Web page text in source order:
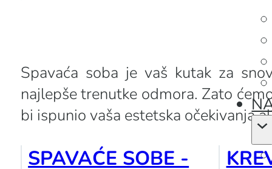
Spavaća soba je vaš kutak za
najlepše trenutke odmora. Zato
bi ispunio vaša estetska očekivanja
SPAVAĆE SOBE -